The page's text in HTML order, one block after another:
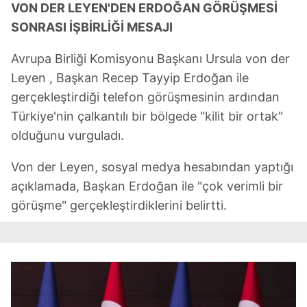
Çerezlere ilişkin tercihlerinizi aşağıda yer alan panel
için Ayarlar butonuna tıklayabilir,Çerez Bilgilendirme
Metnimiziziyaret edebilirsiniz.
6698 sayılı Kişisel Verilerin Korunması Kanunu uyarınca
hazırlanmış Aydınlatma Metnimizi okumak ve sitemizde
ilgili mevzuata uygun olarak kullanılan çerezlerle ilgili bilgi
almak için lütfen tıklayınız .
VON DER LEYEN'DEN ERDOĞAN GÖRÜŞMESİ
SONRASI İŞBİRLİĞİ MESAJI
Avrupa Birliği Komisyonu Başkanı Ursula von der
Leyen , Başkan Recep Tayyip Erdoğan ile
gerçekleştirdiği telefon görüşmesinin ardından
Türkiye'nin çalkantılı bir bölgede "kilit bir ortak"
olduğunu vurguladı.
Von der Leyen, sosyal medya hesabından yaptığı
açıklamada, Başkan Erdoğan ile "çok verimli bir
görüşme" gerçekleştirdiklerini belirtti.